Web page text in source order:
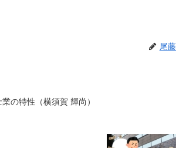
尾
の特性（横須賀 輝尚）